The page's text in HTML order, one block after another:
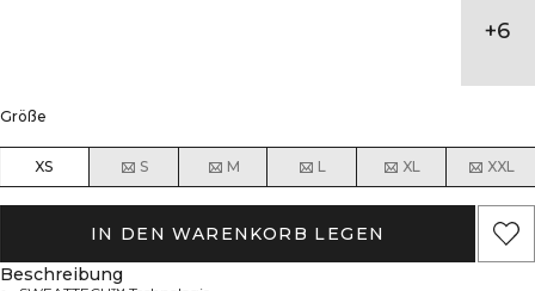
+6
Größe
XS S M L XL XXL
IN DEN WARENKORB LEGEN
Beschreibung